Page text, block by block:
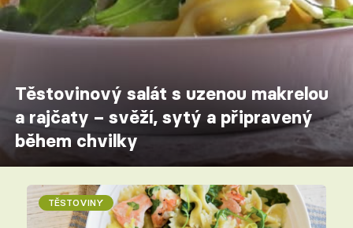
Těstovinový salát s uzenou makrelou
a rajčaty – svěží, sytý a připravený
během chvilky
TĚSTOVINY